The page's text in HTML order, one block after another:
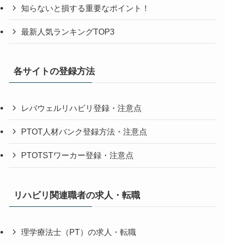
知らないと損する重要なポイント！
最新人気ランキングTOP3
各サイトの登録方法
レバウェルリハビリ登録・注意点
PTOT人材バンク登録方法・注意点
PTOTSTワーカー登録・注意点
リハビリ関連職者の求人・転職
理学療法士（PT）の求人・転職